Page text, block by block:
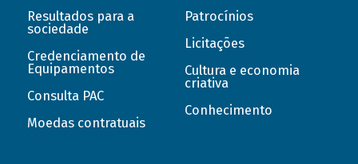
Resultados para a
sociedade
Credenciamento de
Equipamentos
Consulta PAC
Moedas contratuais
Patrocínios
Licitações
Cultura e economia
criativa
Conhecimento